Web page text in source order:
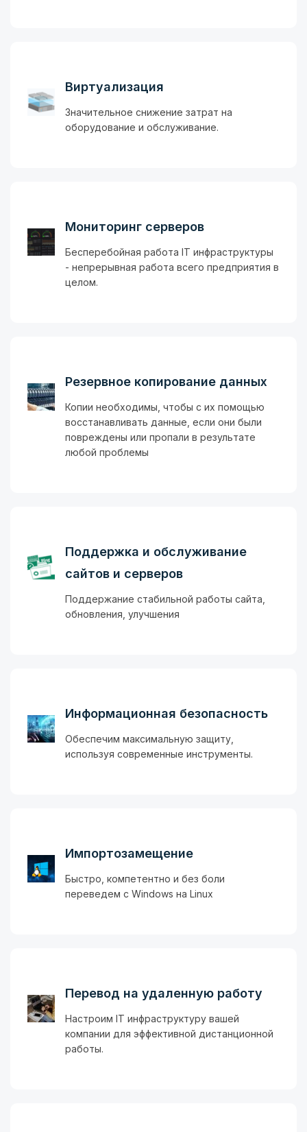
Виртуализация
Значительное снижение затрат на
оборудование и обслуживание.
Мониторинг серверов
Бесперебойная работа IT инфраструктуры
- непрерывная работа всего предприятия в
целом.
Резервное копирование данных
Копии необходимы, чтобы с их помощью
восстанавливать данные, если они были
повреждены или пропали в результате
любой проблемы
Поддержка и обслуживание
сайтов и серверов
Поддержание стабильной работы сайта,
обновления, улучшения
Информационная безопасность
Обеспечим максимальную защиту,
используя современные инструменты.
Импортозамещение
Быстро, компетентно и без боли
переведем с Windows на Linux
Перевод на удаленную работу
Настроим IT инфраструктуру вашей
компании для эффективной дистанционной
работы.